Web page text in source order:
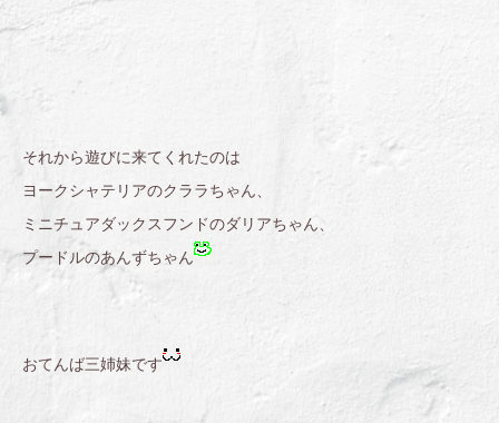
それから遊びに来てくれたのは
ヨークシャテリアのクララちゃん、
ミニチュアダックスフンドのダリアちゃん、
プードルのあんずちゃん
おてんば三姉妹です